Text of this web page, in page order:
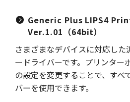
Generic Plus LIPS4
Ver.1.01（64bit）
さまざまなデバイスに対応した
ードライバーです。プリンター
の設定を変更することで、すべ
バーを使用できます。